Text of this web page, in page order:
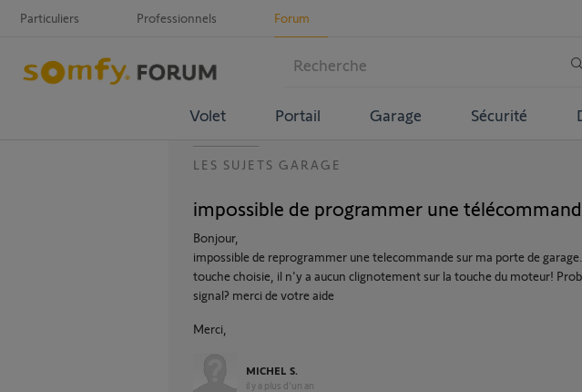
Particuliers Professionnels Forum
Volet Portail Garage Sécurité
LES SUJETS GARAGE
impossible de programmer une
Bonjour,
impossible de reprogrammer une telecommande sur ma porte de
touche choisie, il n'y a aucun clignotement sur la touche du moteur!
signal? merci de votre aide
Merci,
MICHEL S.
il y a plus d'un an